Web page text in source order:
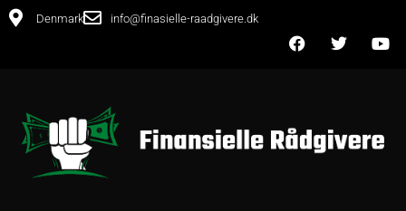
Denmark info@finasielle-raadgivere.dk